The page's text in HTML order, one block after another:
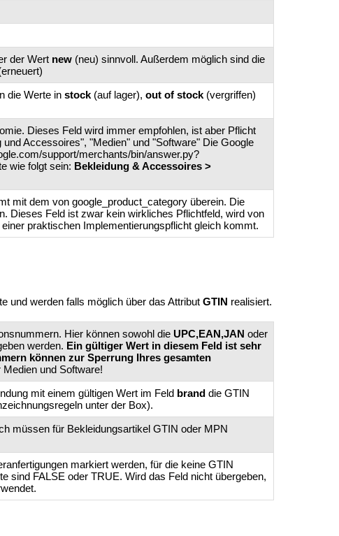
der Wert new (neu) sinnvoll. Außerdem möglich sind die
die Werte instock (auf lager),out of stock (vergriffen)
Dieses Feld wird immer empfohlen, ist aber Pflicht
Accessoires", "Medien" und "Software" Die Google
support/merchants/bin/answer.py?
wie folgt sein: Bekleidung & Accessoires >
mit dem von google_product_category überein. Die
Dieses Feld ist zwar kein wirkliches Pflichtfeld, wird von
praktischen Implementierungspflicht gleich kommt.
und werden falls möglich über das AttributGTIN realisiert.
Hier können sowohl die UPC,EAN,JAN oder
werden. Ein gültiger Wert in diesem Feld ist sehr
können zur Sperrung Ihres gesamten
Medien und Software!
mit einem gültigen Wert im Feld brand die GTIN
unter der Box).
müssen für Bekleidungsartikel GTIN oder MPN
markiert werden, für die keine GTIN
sind FALSE oder TRUE. Wird das Feld nicht übergeben,